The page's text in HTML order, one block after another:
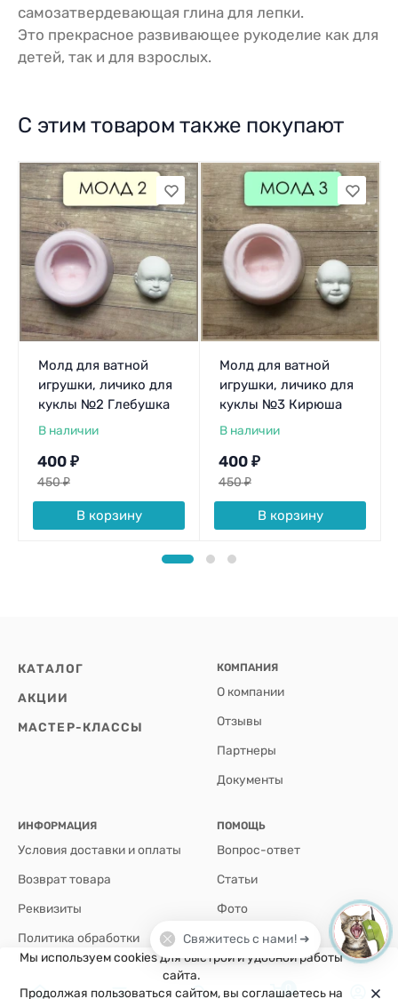
самозатвердевающая глина для лепки.
Это прекрасное развивающее рукоделие как для
детей, так и для взрослых.
С этим товаром также покупают
Молд для ватной
игрушки, личико для
куклы №2 Глебушка
В наличии
400 ₽
450₽
В корзину
Молд для ватной
игрушки, личико для
куклы №3 Кирюша
В наличии
400 ₽
450₽
В корзину
КАТАЛОГ
АКЦИИ
МАСТЕР-КЛАССЫ
КОМПАНИЯ
О компании
Отзывы
Партнеры
Документы
ИНФОРМАЦИЯ
Условия доставки и оплаты
Возврат товара
Реквизиты
Политика обработки
персональных данных
ПОМОЩЬ
Вопрос-ответ
Статьи
Фото
Мы используем cookies для быстрой и удобной работы
сайта.
Продолжая пользоваться сайтом, вы соглашаетесь на
0
Свяжитесь с нами! ➜